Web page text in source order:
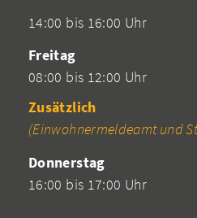
14:00 bis 16:00 Uhr
Freitag
08:00 bis 12:00 Uhr
Zusätzlich
(Einwohnermeldeamt und
Donnerstag
16:00 bis 17:00 Uhr